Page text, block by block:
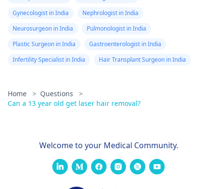
Gynecologist in India
Nephrologist in India
Neurosurgeon in India
Pulmonologist in India
Plastic Surgeon in India
Gastroenterologist in India
Infertility Specialist in India
Hair Transplant Surgeon in India
Home > Questions
>
Can a 13 year old get laser hair removal?
Welcome to your Medical Community.